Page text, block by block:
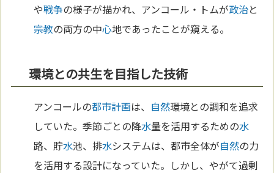
や戦争の様子が描かれ、アンコール・トムが政治と
宗教の両方の中心地であったことが窺える。
環境との共生を目指した技術
アンコールの都市計画は、 自然環境との調和を追求
していた。季節ごとの降水量を活用するための水
路、貯水池、排水システムは、都市全体が自然の力
を活用する設計になっていた。しかし、やがて過剰